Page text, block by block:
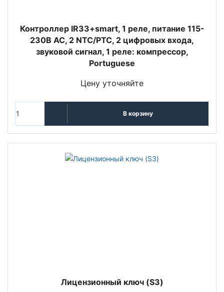
Контроллер IR33+smart, 1 реле, питание 115-
230В АС, 2 NTC/PTC, 2 цифровых входа,
звуковой сигнал, 1 реле: компрессор,
Portuguese
Цену уточняйте
В корзину
Лицензионный ключ (S3)